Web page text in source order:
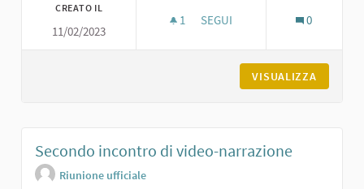
CREATO IL
11/02/2023
1 1 SOSTENITORI
SEGUI 0
VISUALIZZA
Secondo incontro di video-narrazione
Riunione ufficiale